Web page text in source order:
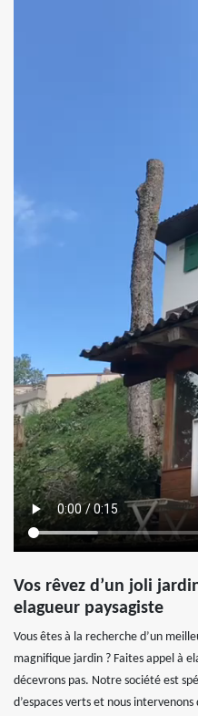
Vos rêvez d’un joli
elagueur paysagiste
Vous êtes à la recherche d’un
magnifique jardin ? Faites appel à
décevrons pas. Notre société est
d’espaces verts et nous